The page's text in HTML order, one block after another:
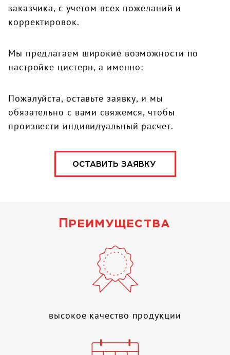
заказчика, с учетом всех пожеланий и
корректировок.
Мы предлагаем широкие возможности по
настройке цистерн, а именно:
Пожалуйста, оставьте заявку, и мы
обязательно с вами свяжемся, чтобы
произвести индивидуальный расчет.
ОСТАВИТЬ ЗАЯВКУ
Преимущества
высокое качество продукции